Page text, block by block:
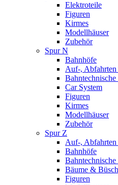
Elektroteile
Figuren
Kirmes
Modellhäuser
Zubehör
Spur N
Bahnhöfe
Auf-,
Bahntechnische
Car System
Figuren
Kirmes
Modellhäuser
Zubehör
Spur Z
Auf-,
Bahnhöfe
Bahntechnische
Bäume &
Figuren